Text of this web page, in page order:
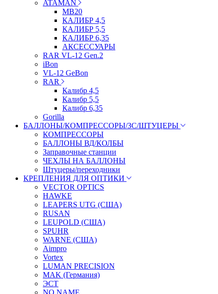
ATAMAN
МВ20
КАЛИБР 4,5
КАЛИБР 5,5
КАЛИБР 6,35
АКСЕССУАРЫ
RAR VL-12 Gen.2
iBon
VL-12 GeBon
RAR
Калибр 4,5
Калибр 5,5
Калибр 6,35
Gorilla
БАЛЛОНЫ/КОМПРЕССОРЫ/ЗС/ШТУЦЕРЫ
КОМПРЕССОРЫ
БАЛЛОНЫ ВД/КОЛБЫ
Заправочные станции
ЧЕХЛЫ НА БАЛЛОНЫ
Штуцеры/переходники
КРЕПЛЕНИЯ ДЛЯ ОПТИКИ
VECTOR OPTICS
HAWKE
LEAPERS UTG (США)
RUSAN
LEUPOLD (США)
SPUHR
WARNE (США)
Aimpro
Vortex
LUMAN PRECISION
MAK (Германия)
ЭСТ
NO NAME